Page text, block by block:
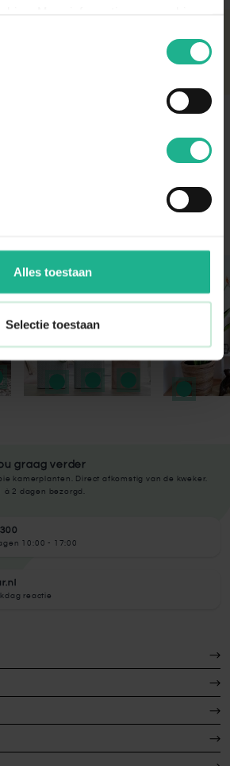
op onze website.
Alles toestaan
Selectie toestaan
graag verder
kamerplanten. Direct afkomstig van de kweker.
à 2 dagen bezorgd.
10:00 - 17:00
reactie